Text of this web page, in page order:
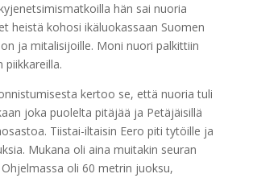
hän sai nuoria
heistä kohosi ikäluokassaan Suomen
ja mitalisijoille. Moni nuori palkittiin
piikkareilla.
kertoo se, että nuoria tuli
joka puolelta pitäjää ja Petäjäisillä
Tiistai-iltaisin Eero piti tytöille ja
Mukana oli aina muitakin seuran
oli 60 metrin juoksu,